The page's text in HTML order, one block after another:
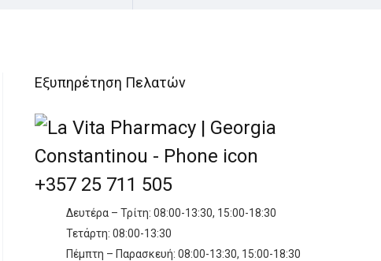
Εξυπηρέτηση Πελατών
+357 25 711 505
Δευτέρα – Τρίτη: 08:00-13:30, 15:00-18:30
Τετάρτη: 08:00-13:30
Πέμπτη – Παρασκευή: 08:00-13:30, 15:00-18:30